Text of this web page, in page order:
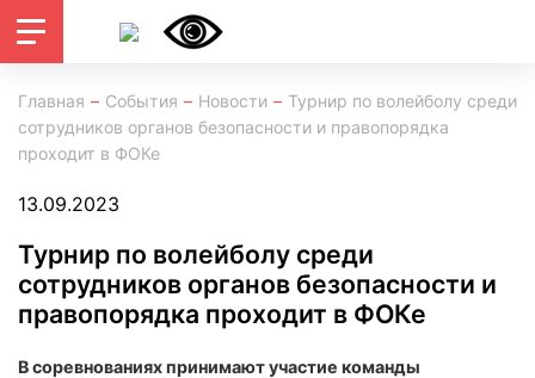
Главная События Новости
Турнир по волейболу среди
сотрудников органов безопасности и правопорядка
проходит в ФОКе
13.09.2023
Турнир по волейболу среди
сотрудников органов безопасности и
правопорядка проходит в ФОКе
В соревнованиях принимают участие команды